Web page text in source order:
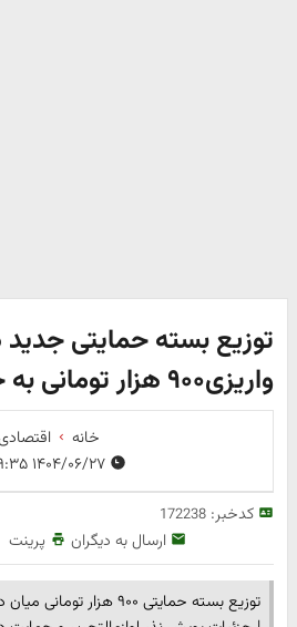
توزیع بسته حمایتی
واریزی۹۰۰ هزار تومانی به خانوار کم‌درآمد
خانه
کدخبر:172238
ارسال به دیگران پرینت
توزیع بسته حمایتی ۹۰۰